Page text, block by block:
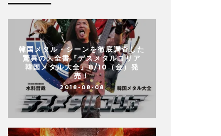
韓国メタル・シーンを徹底調査した
驚異の大全書『デスメタルコリア
韓国メタル大全』8/10（金）発
売！
2018-08-08